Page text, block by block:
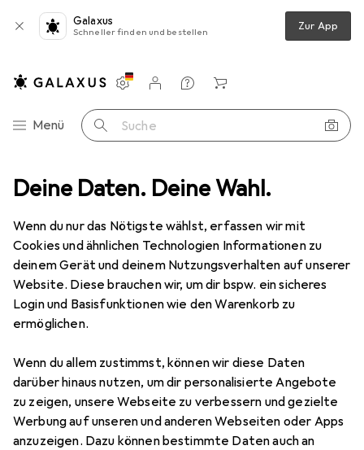
Deine Daten. Deine Wahl.
Wenn du nur das Nötigste wählst, erfassen wir mit
Cookies und ähnlichen Technologien Informationen zu
deinem Gerät und deinem Nutzungsverhalten auf unserer
Website. Diese brauchen wir, um dir bspw. ein sicheres
Login und Basisfunktionen wie den Warenkorb zu
ermöglichen.
Wenn du allem zustimmst, können wir diese Daten
darüber hinaus nutzen, um dir personalisierte Angebote
zu zeigen, unsere Webseite zu verbessern und gezielte
Werbung auf unseren und anderen Webseiten oder Apps
anzuzeigen. Dazu können bestimmte Daten auch an
Galaxus
Schneller finden und bestellen Zur App
Navigation nach Kategorien
Menü Suche
Einstellungen
Kundenkonto
Vergleichslisten
Merklisten
Warenkorb
IT + Multimedia Wearables Smartwatch
3 Bilder
DenverSW-660
Preis in EUR inkl. MwSt.
EUR
148,13
1
Bewertungen Marke
Mehr von Denver